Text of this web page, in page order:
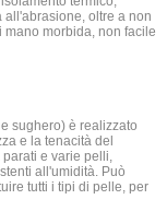
all'abrasione, oltre a non
morbida, non facile
sughero) è realizzato
e la tenacità del
e varie pelli,
all'umidità. Può
tutti i tipi di pelle, per